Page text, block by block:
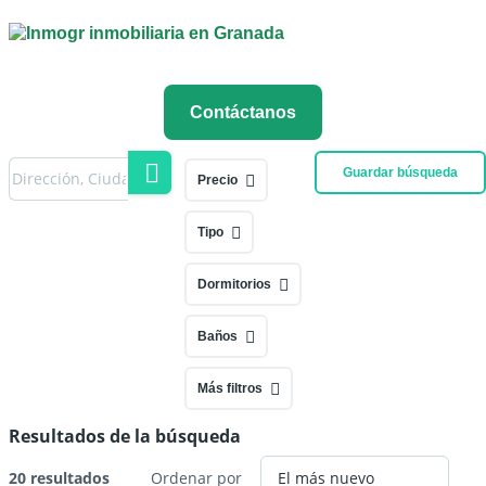
Contáctanos
Guardar búsqueda
Precio
Tipo
Dormitorios
Baños
Más filtros
Resultados de la búsqueda
20 resultados Ordenar por